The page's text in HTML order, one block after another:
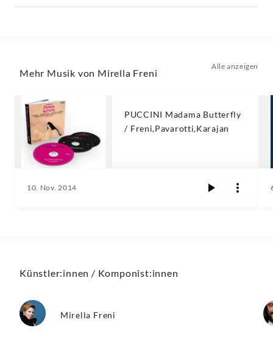
Mehr Musik von Mirella Freni
Alle anzeigen
PUCCINI Madama Butterfly
/ Freni,Pavarotti,Karajan
10. Nov. 2014
Künstler:innen / Komponist:innen
Mirella Freni